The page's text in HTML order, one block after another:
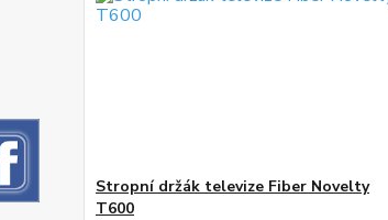
Stropní držák televize Fiber Novelty
T600